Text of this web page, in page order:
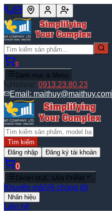
0
Danh mục & Menu
Hotline: 0913.23.80.23
Email: maithuy@maithuy.com
Tìm kiếm
Đăng nhập
Đăng ký tài khoản
0
DANH MỤC SẢN PHẨM
Khuyến mãiVề chúng tôi
Nhãn hiệu
Liên hệ